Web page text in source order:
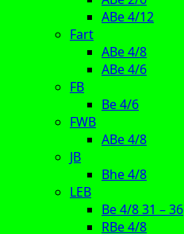
ABe 4/12
Fart
ABe 4/8
ABe 4/6
FB
Be 4/6
FWB
ABe 4/8
JB
Bhe 4/8
LEB
Be 4/8 31 – 36
RBe 4/8